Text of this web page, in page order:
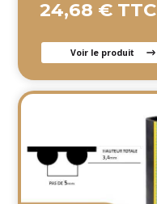
24,68 € TTC
Voir le produit